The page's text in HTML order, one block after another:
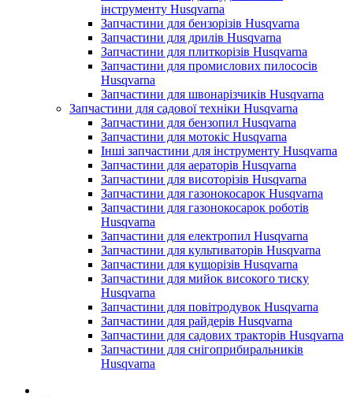
інструменту Husqvarna
Запчастини для бензорізів Husqvarna
Запчастини для дрилів Husqvarna
Запчастини для плиткорізів Husqvarna
Запчастини для промислових пилососів
Husqvarna
Запчастини для швонарізчиків Husqvarna
Запчастини для садової техніки Husqvarna
Запчастини для бензопил Husqvarna
Запчастини для мотокіс Husqvarna
Інші запчастини для інструменту Husqvarna
Запчастини для аераторів Husqvarna
Запчастини для висоторізів Husqvarna
Запчастини для газонокосарок Husqvarna
Запчастини для газонокосарок роботів
Husqvarna
Запчастини для електропил Husqvarna
Запчастини для культиваторів Husqvarna
Запчастини для кущорізів Husqvarna
Запчастини для мийок високого тиску
Husqvarna
Запчастини для повітродувок Husqvarna
Запчастини для райдерів Husqvarna
Запчастини для садових тракторів Husqvarna
Запчастини для снігоприбиральників
Husqvarna